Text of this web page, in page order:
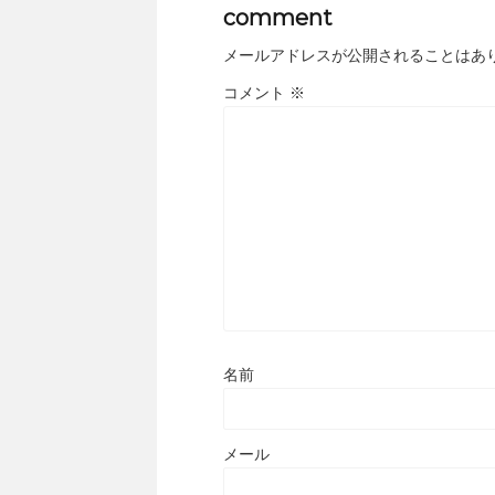
comment
メールアドレスが公開されることはあ
コメント ※
名前
メール